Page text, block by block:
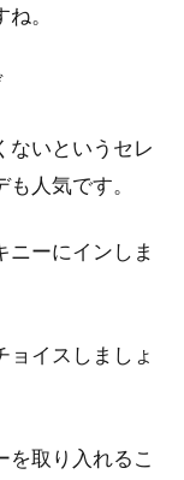
カシュクールで
そんなキッズに素敵
。
ないというセレ
人気です。
ニーにインしま
ョイスしましょ
取り入れるこ